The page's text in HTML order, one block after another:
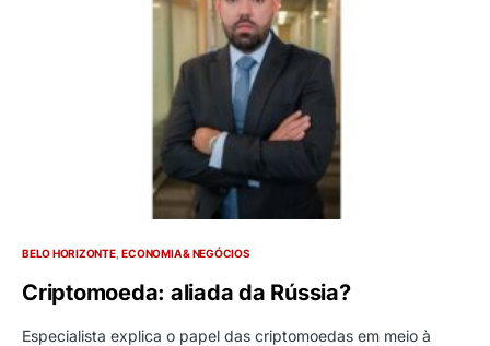
BELO HORIZONTE ECONOMIA & NEGÓCIOS
Criptomoeda: aliada da Rússia?
Especialista explica o papel das criptomoedas em meio à